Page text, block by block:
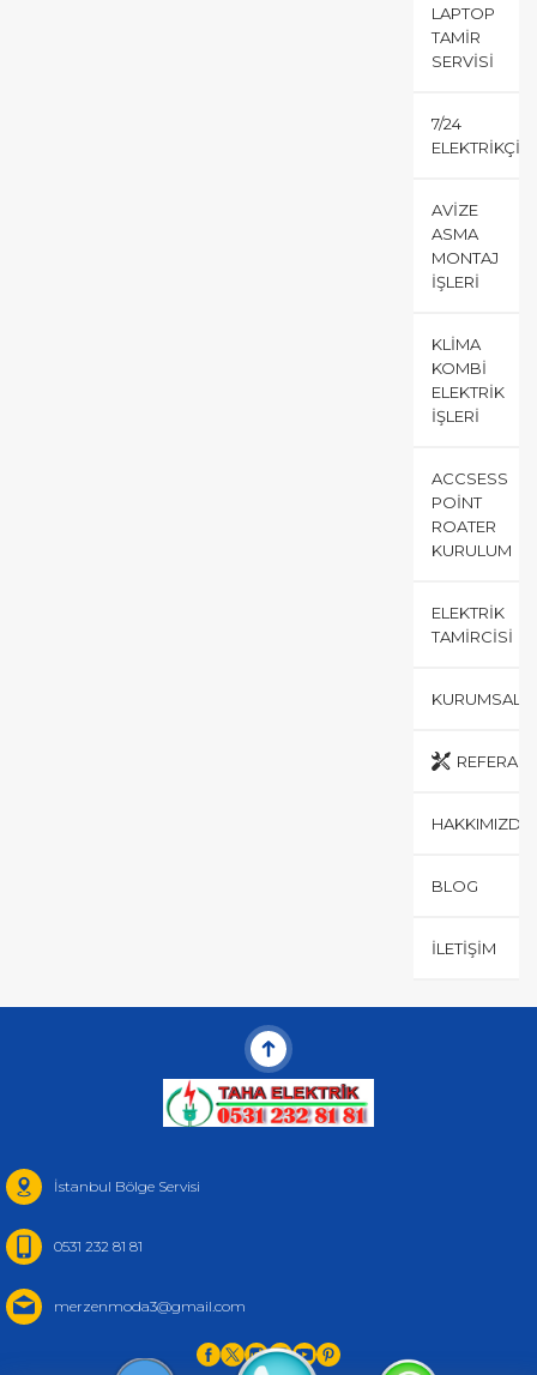
LAPTOP
TAMIR
SERVISI
7/24
ELEKTRIKÇI
AVIZE
ASMA
MONTAJ
İŞLERI
KLIMA
KOMBI
ELEKTRIK
İŞLERI
ACCSESS
POINT
ROATER
KURULUM
ELEKTRIK
TAMIRCISI
KURUMSAL
HAKKIMIZDA
BLOG
İLETIŞIM
İstanbul Bölge Servisi
0531 232 81 81
merzenmoda3@gmail.com